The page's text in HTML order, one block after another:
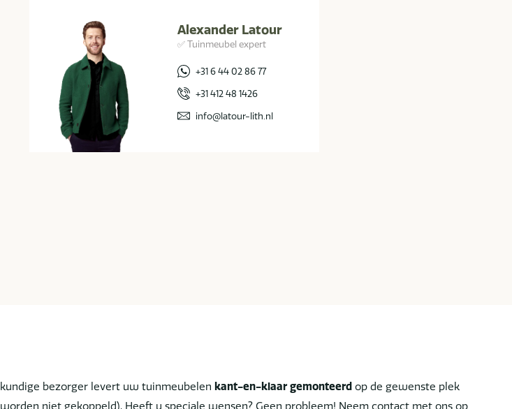
Alexander Latour
✅ Tuinmeubel expert
+31 6 44 02 86 77
+31 412 48 1426
info@latour-lith.nl
bezorger levert uw tuinmeubelen kant-en-klaar gemonteerd op de gewenste plek
niet gekoppeld). Heeft u speciale wensen? Geen probleem! Neem contact met ons op